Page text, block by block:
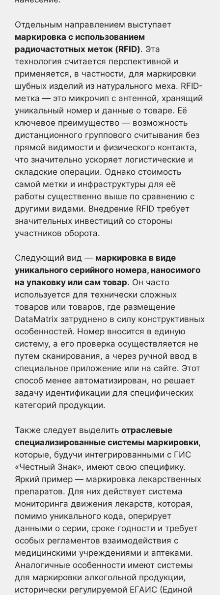
Отдельным направлением выступает
маркировка с использованием
радиочастотных меток (RFID). Эта
технология считается перспективной и
применяется, в частности, для маркировки
шубных изделий из натурального меха. RFID-
метка — это микрочип с антенной, хранящий
уникальный номер и данные о товаре. Её
ключевое преимущество — возможность
дистанционного группового считывания без
прямой видимости и физического контакта,
что значительно ускоряет логистические и
складские операции. Однако стоимость
самой метки и инфраструктуры для её
работы существенно выше по сравнению с
другими видами. Внедрение RFID требует
значительных инвестиций со стороны
участников оборота.
Следующий вид — маркировка в виде
уникального серийного номера, наносимого
на упаковку или сам товар. Он часто
используется для технически сложных
товаров или товаров, где размещение
DataMatrix затруднено в силу конструктивных
особенностей. Номер вносится в единую
систему, а его проверка осуществляется не
путем сканирования, а через ручной ввод в
специальное приложение или на сайте. Этот
способ менее автоматизирован, но решает
задачу идентификации для специфических
категорий продукции.
Также следует выделить отраслевые
специализированные системы маркировки,
которые, будучи интегрированными с ГИС
«Честный Знак», имеют свою специфику.
Яркий пример — маркировка лекарственных
препаратов. Для них действует система
мониторинга движения лекарств, которая,
помимо уникального кода, оперирует
данными о серии, сроке годности и требует
особых регламентов взаимодействия с
медицинскими учреждениями и аптеками.
Аналогичные особенности имеют системы
для маркировки алкогольной продукции,
исторически регулируемой ЕГАИС (Единой